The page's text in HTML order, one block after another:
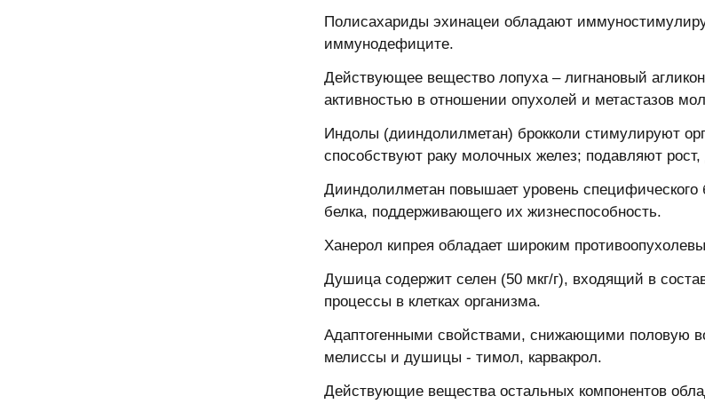
Полисахариды эхинацеи обладают
иммунодефиците.
Действующее вещество лопуха – лигнановый
активностью в отношении опухолей и метастазов
Индолы (дииндолилметан) брокколи стимулируют
способствуют раку молочных желез; подавляют
Дииндолилметан повышает уровень специфического
белка, поддерживающего их жизнеспособность.
Ханерол кипрея обладает широким
Душица содержит селен (50 мкг/г), входящий в
процессы в клетках организма.
Адаптогенными свойствами, снижающими половую
мелиссы и душицы - тимол, карвакрол.
Действующие вещества остальных компонентов